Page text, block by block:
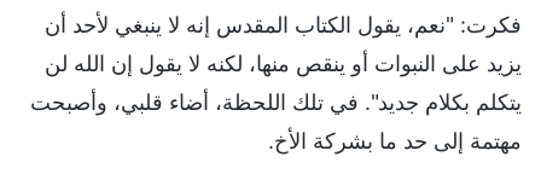
فكرت: "نعم، يقول الكتاب المقدس إنه لا ينبغي لأحد أن
يزيد على النبوات أو ينقص منها، لكنه لا يقول إن الله لن
يتكلم بكلام جديد". في تلك اللحظة، أضاء قلبي، وأصبحت
مهتمة إلى حد ما بشركة الأخ.